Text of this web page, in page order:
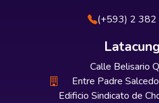
(+593) 2
Calle Belisario
Entre Padre
Edificio Sindicato de